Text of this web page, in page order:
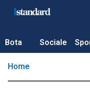
Bota Sociale
Home